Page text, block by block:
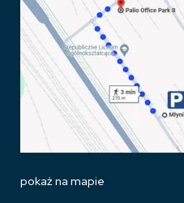
pokaż na mapie